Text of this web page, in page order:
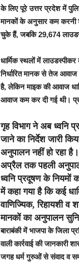
के लिए पूरे उत्तर प्रदेश में
मानकों के अनुसार कम करनी
चुके हैं, जबकि 29,674
धार्मिक स्थलों में
निर्धारित मानक से तेज
है, लेकिन माइक की आवाज
आवाज कम कर दी गई थी।
गृह विभाग ने अब ध्वनि
जाने का निर्देश जारी
अनुपालन नहीं हो रहा
अप्रैल तक पहली
ध्वनि प्रदूषण के नियमों
में कहा गया है कि कई
वाणिज्यिक, रिहायशी व
मानकों का अनुपालन
बाराबंकी में भाजपा के जिला
वाली कार्रवाई की जानकारी
जगह धर्म गुरुओं से संवाद व